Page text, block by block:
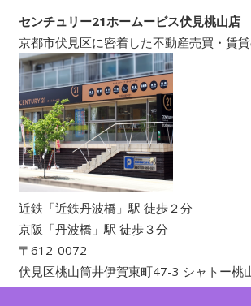
センチュリー21ホームービス伏見桃山店
京都市伏見区に密着した不動産売買・賃
近鉄「近鉄丹波橋」駅 徒歩２分
京阪「丹波橋」駅 徒歩３分
〒612-0072
伏見区桃山筒井伊賀東町47-3 シャトー桃